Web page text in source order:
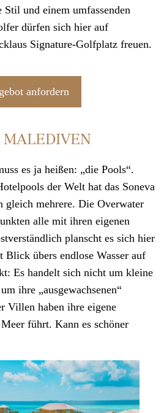
und einem umfassenden
dürfen sich hier auf
Signature-Golfplatz freuen.
anfordern
MALEDIVEN
es ja heißen: „die Pools“.
der Welt hat das Soneva
gleich mehrere. Die Overwater
alle mit ihren eigenen
planscht es sich hier
Blick übers endlose Wasser auf
Es handelt sich nicht um kleine
ihre „ausgewachsenen“
Villen haben ihre eigene
führt. Kann es schöner